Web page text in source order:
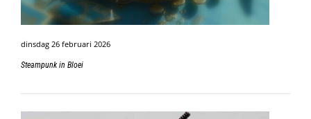
dinsdag 26 februari 2026
Steampunk in Bloei